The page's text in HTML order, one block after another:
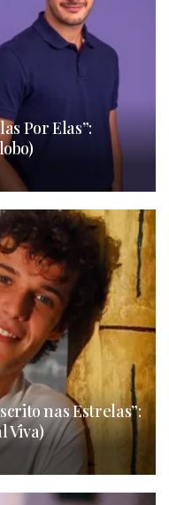
Por Elas”:
nas Estrelas”:
Viva)